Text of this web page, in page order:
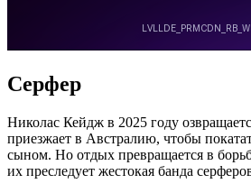
Серфер
Николас Кейдж в 2025 году
приезжает в Австралию, чтобы
сыном. Но отдых превращается в
их преследует жестокая банда